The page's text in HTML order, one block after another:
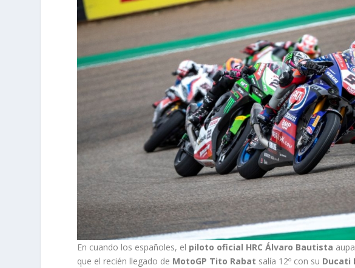
En cuando los españoles, el piloto oficial HRC Álvaro Bautista
que el recién llegado de MotoGP Tito Rabat salía 12º con su Ducati